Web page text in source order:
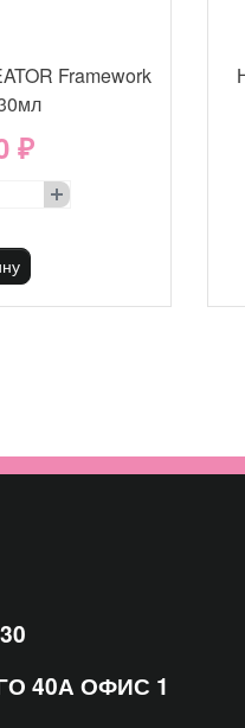
Framework
₽
40А ОФИС 1